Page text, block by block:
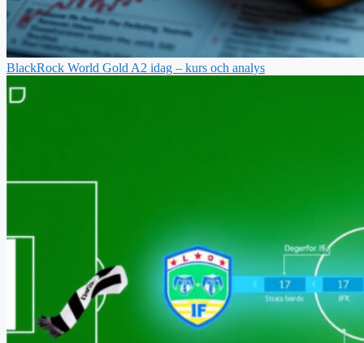
BlackRock World Gold A2 idag – kurs och analys